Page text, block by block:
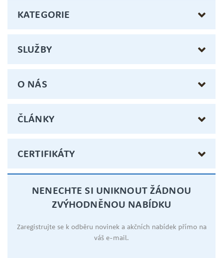
KATEGORIE
SLUŽBY
O NÁS
ČLÁNKY
CERTIFIKÁTY
NENECHTE SI UNIKNOUT ŽÁDNOU
ZVÝHODNĚNOU NABÍDKU
Zaregistrujte se k odběru novinek a akčních nabídek přímo na
váš e-mail.